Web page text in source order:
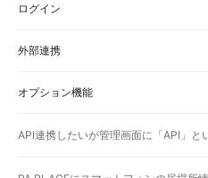
ログイン
外部連携
オプション機能
API連携したいが管理画面に「API」と